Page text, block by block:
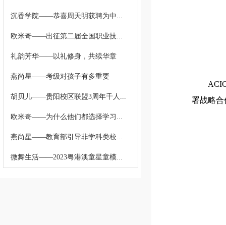
沉香学院——恭喜周天明获聘为中...
欧米奇——出征第二届全国职业技...
礼韵芳华——以礼修身，共续华章
燕尚星——考级对孩子有多重要
胡贝儿——贵阳校区联盟3周年千人...
欧米奇——为什么他们都选择学习...
燕尚星——教育部引导非学科类校...
微舞生活——2023粤港澳童星童模...
署战略